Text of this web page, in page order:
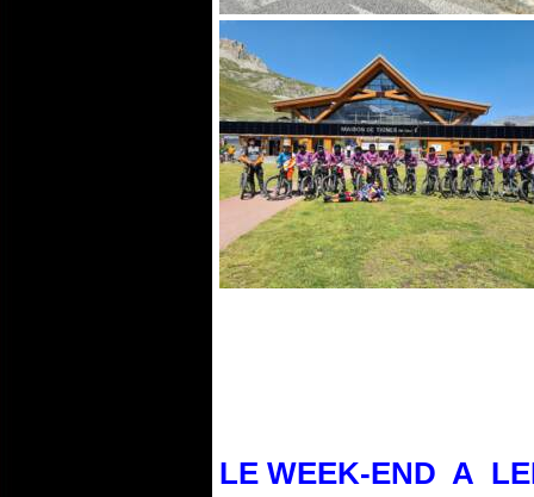
LE WEEK-END A